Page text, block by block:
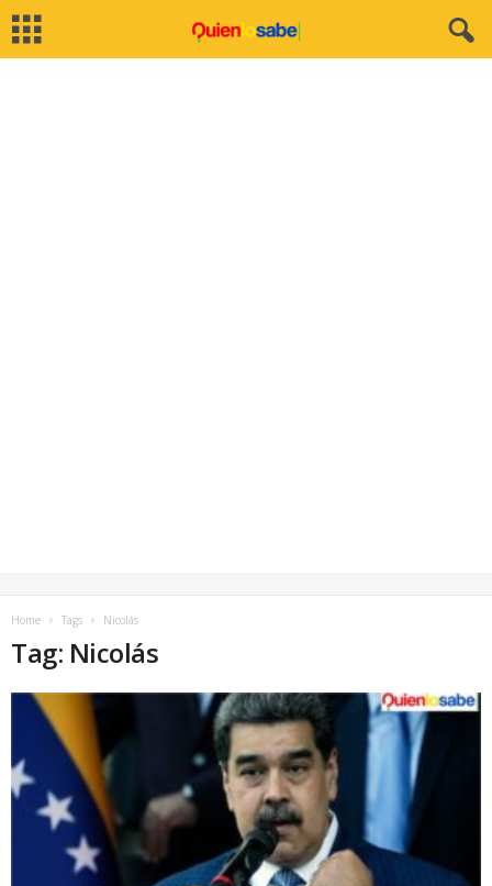
Home Tags Nicolás
Tag: Nicolás